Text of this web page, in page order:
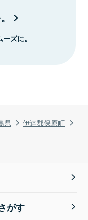
県
伊達郡保原町
ズに。
がす